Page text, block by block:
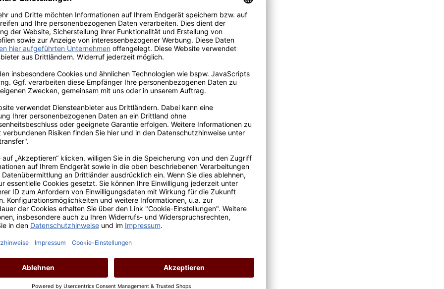
Franciacorta Millesimato Brut
Inhalt:0.75 Liter(46,67 € / 1 Liter)
Lebensmittelangaben
35,00 €
Preise inkl. MwSt. zzgl. Versandkosten
*Preis inkl. MwSt., ggf. zzgl. Versandkosten